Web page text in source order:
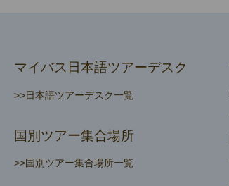
マイバス日本語ツアーデスク
>>日本語ツアーデスク一覧
国別ツアー集合場所
>>国別ツアー集合場所一覧